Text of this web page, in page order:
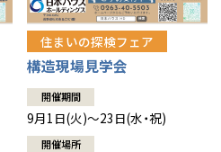
住まいの探検フェア
構造現場見学会
開催期間
9月1日(火)～23日(水・祝)
開催場所